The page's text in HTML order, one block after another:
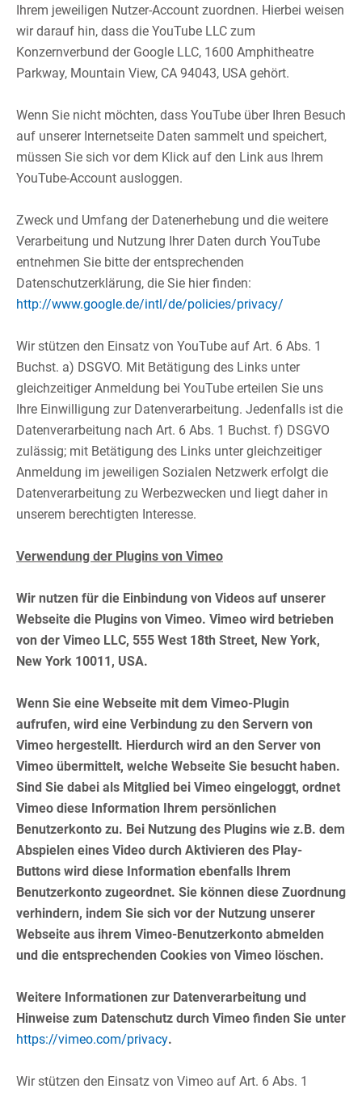
Ihrem jeweiligen Nutzer-Account zuordnen. Hierbei weisen
wir darauf hin, dass die YouTube LLC zum
Konzernverbund der Google LLC, 1600 Amphitheatre
Parkway, Mountain View, CA 94043, USA gehört.​
Wenn Sie nicht möchten, dass YouTube über Ihren Besuch
auf unserer Internetseite Daten sammelt und speichert,
müssen Sie sich vor dem Klick auf den Link aus Ihrem
YouTube-Account ausloggen.​
Zweck und Umfang der Datenerhebung und die weitere
Verarbeitung und Nutzung Ihrer Daten durch YouTube
entnehmen Sie bitte der entsprechenden
Datenschutzerklärung, die Sie hier finden:
http://www.google.de/intl/de/policies/privacy/
Wir stützen den Einsatz von YouTube auf Art. 6 Abs. 1
Buchst. a) DSGVO. Mit Betätigung des Links unter
gleichzeitiger Anmeldung bei YouTube erteilen Sie uns
Ihre Einwilligung zur Datenverarbeitung. Jedenfalls ist die
Datenverarbeitung nach Art. 6 Abs. 1 Buchst. f) DSGVO
zulässig; mit Betätigung des Links unter gleichzeitiger
Anmeldung im jeweiligen Sozialen Netzwerk erfolgt die
Datenverarbeitung zu Werbezwecken und liegt daher in
unserem berechtigten Interesse.​
Verwendung der Plugins von Vimeo
Wir nutzen für die Einbindung von Videos auf unserer
Webseite die Plugins von Vimeo. Vimeo wird betrieben
von der Vimeo LLC, 555 West 18th Street, New York,
New York 10011, USA.
Wenn Sie eine Webseite mit dem Vimeo-Plugin
aufrufen, wird eine Verbindung zu den Servern von
Vimeo hergestellt. Hierdurch wird an den Server von
Vimeo übermittelt, welche Webseite Sie besucht haben.
Sind Sie dabei als Mitglied bei Vimeo eingeloggt, ordnet
Vimeo diese Information Ihrem persönlichen
Benutzerkonto zu. Bei Nutzung des Plugins wie z.B. dem
Abspielen eines Video durch Aktivieren des Play-
Buttons wird diese Information ebenfalls Ihrem
Benutzerkonto zugeordnet. Sie können diese Zuordnung
verhindern, indem Sie sich vor der Nutzung unserer
Webseite aus ihrem Vimeo-Benutzerkonto abmelden
und die entsprechenden Cookies von Vimeo löschen.
Weitere Informationen zur Datenverarbeitung und
Hinweise zum Datenschutz durch Vimeo finden Sie unter
https://vimeo.com/privacy.
Wir stützen den Einsatz von Vimeo auf Art. 6 Abs. 1